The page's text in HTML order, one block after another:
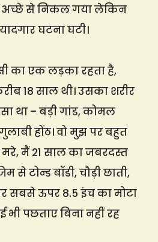
अच्छे से निकल गया लेकिन
घटना घटी।
का एक लड़का रहता है,
18 साल थी। उसका शरीर
था – बड़ी गांड, कोमल
होंठ। वो मुझ पर बहुत
मैं 21 साल का जबरदस्त
से टोन्ड बॉडी, चौड़ी छाती,
सबसे ऊपर 8.5 इंच का मोटा
पछताए बिना नहीं रह